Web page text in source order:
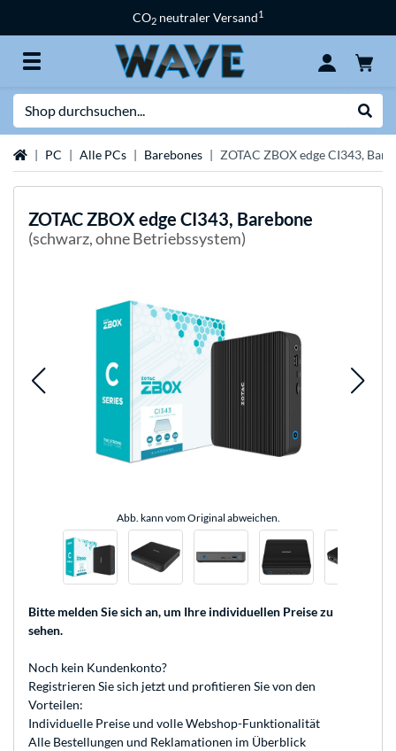
CO2 neutraler Versand1
Startseite
PC Alle PCs Barebones ZOTAC ZBOX edge CI343,
ZOTACZBOX edge CI343, Barebone
(schwarz, ohne Betriebssystem)
Abb. kann vom Original abweichen.
Bitte melden Sie sich an, um Ihre individuellen Preise zu
sehen.
Noch kein Kundenkonto?
Registrieren Sie sich jetzt und profitieren Sie von den
Vorteilen:
Individuelle Preise und volle Webshop-Funktionalität
Alle Bestellungen und Reklamationen im Überblick